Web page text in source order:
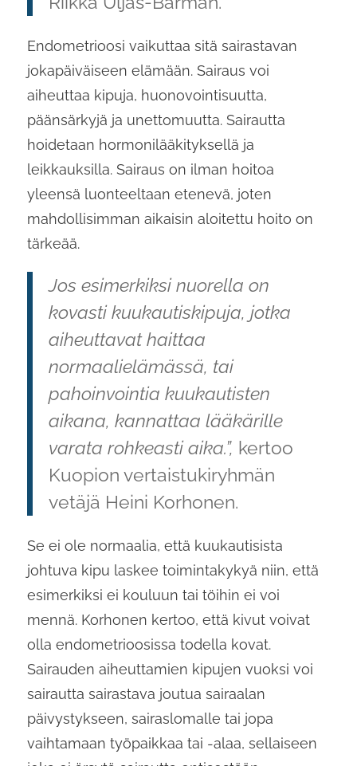
Endometrioosi vaikuttaa sitä sairastavan
jokapäiväiseen elämään. Sairaus voi
aiheuttaa kipuja, huonovointisuutta,
päänsärkyjä ja unettomuutta. Sairautta
hoidetaan hormonilääkityksellä ja
leikkauksilla. Sairaus on ilman hoitoa
yleensä luonteeltaan etenevä, joten
mahdollisimman aikaisin aloitettu hoito on
tärkeää.
Jos esimerkiksi nuorella on
kovasti kuukautiskipuja, jotka
aiheuttavat haittaa
normaalielämässä, tai
pahoinvointia kuukautisten
aikana, kannattaa lääkärille
varata rohkeasti aika.”, kertoo
Kuopion vertaistukiryhmän
vetäjä Heini Korhonen.
Se ei ole normaalia, että kuukautisista
johtuva kipu laskee toimintakykyä niin, että
esimerkiksi ei kouluun tai töihin ei voi
mennä. Korhonen kertoo, että kivut voivat
olla endometrioosissa todella kovat.
Sairauden aiheuttamien kipujen vuoksi voi
sairautta sairastava joutua sairaalan
päivystykseen, sairaslomalle tai jopa
vaihtamaan työpaikkaa tai -alaa, sellaiseen